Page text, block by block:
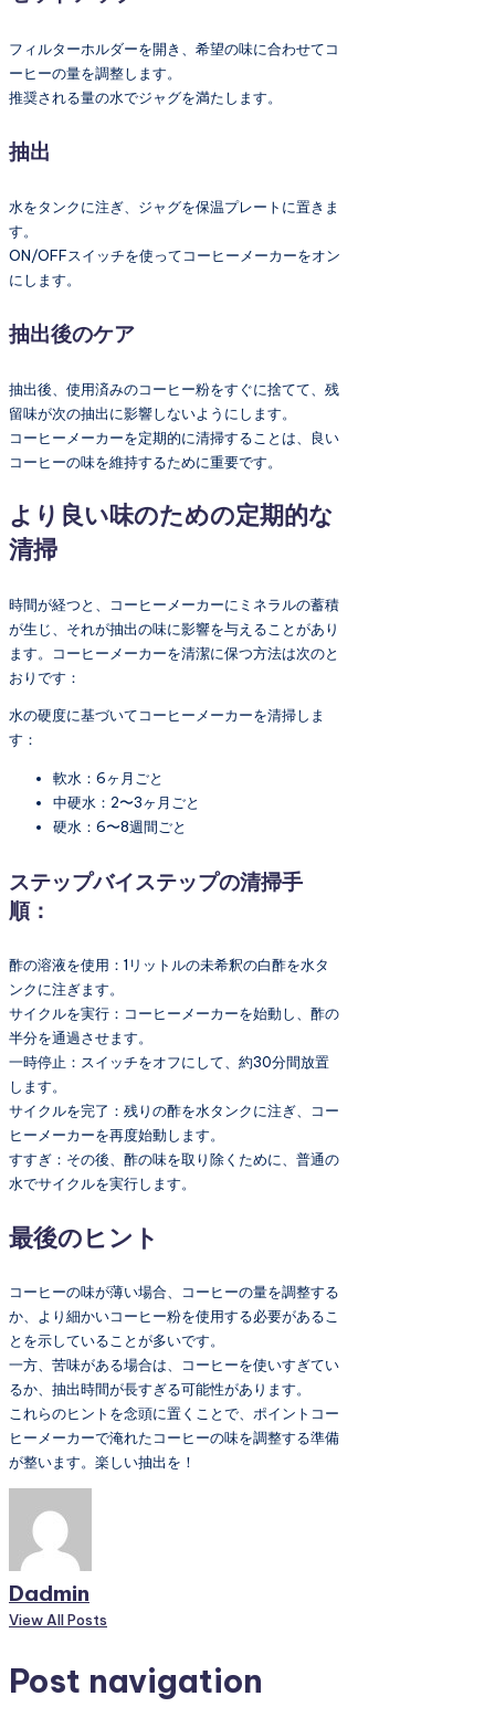
フィルターホルダーを開き、希望の味に合わせてコ
ーヒーの量を調整します。
推奨される量の水でジャグを満たします。
抽出
水をタンクに注ぎ、ジャグを保温プレートに置きま
す。
ON/OFFスイッチを使ってコーヒーメーカーをオン
にします。
抽出後のケア
抽出後、使用済みのコーヒー粉をすぐに捨てて、残
留味が次の抽出に影響しないようにします。
コーヒーメーカーを定期的に清掃することは、良い
コーヒーの味を維持するために重要です。
より良い味のための定期的な
清掃
時間が経つと、コーヒーメーカーにミネラルの蓄積
が生じ、それが抽出の味に影響を与えることがあり
ます。コーヒーメーカーを清潔に保つ方法は次のと
おりです：
水の硬度に基づいてコーヒーメーカーを清掃しま
す：
軟水：6ヶ月ごと
中硬水：2〜3ヶ月ごと
硬水：6〜8週間ごと
ステップバイステップの清掃手
順：
酢の溶液を使用：1リットルの未希釈の白酢を水タ
ンクに注ぎます。
サイクルを実行：コーヒーメーカーを始動し、酢の
半分を通過させます。
一時停止：スイッチをオフにして、約30分間放置
します。
サイクルを完了：残りの酢を水タンクに注ぎ、コー
ヒーメーカーを再度始動します。
すすぎ：その後、酢の味を取り除くために、普通の
水でサイクルを実行します。
最後のヒント
コーヒーの味が薄い場合、コーヒーの量を調整する
か、より細かいコーヒー粉を使用する必要があるこ
とを示していることが多いです。
一方、苦味がある場合は、コーヒーを使いすぎてい
るか、抽出時間が長すぎる可能性があります。
これらのヒントを念頭に置くことで、ポイントコー
ヒーメーカーで淹れたコーヒーの味を調整する準備
が整います。楽しい抽出を！
Dadmin
View All Posts
Post navigation